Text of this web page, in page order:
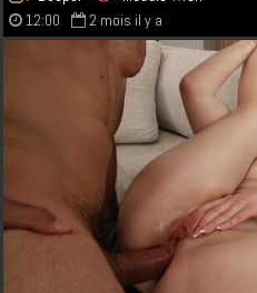
12:00 2 mois il y a